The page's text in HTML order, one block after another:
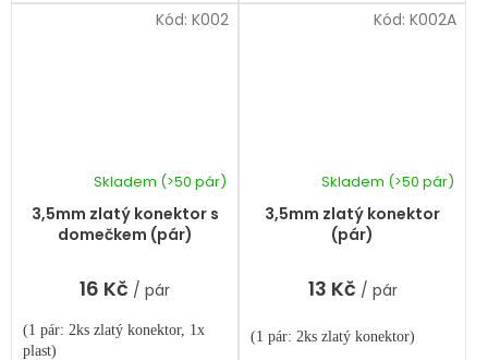
3,5mm zlatý konektor s
domečkem (pár)
Skladem (>50 pár)
16 Kč / pár
(1 pár: 2ks zlatý konektor, 1x
plast)
Kód: K002
3,5mm zlatý konektor
(pár)
Skladem (>50 pár)
13 Kč / pár
(1 pár: 2ks zlatý konektor)
Kód: K002A